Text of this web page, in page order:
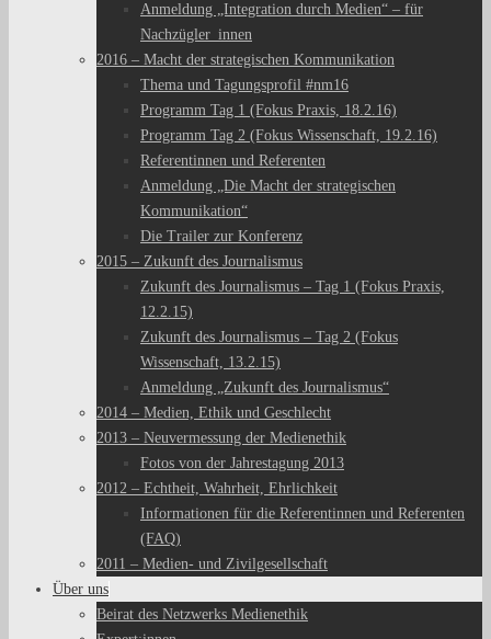
Anmeldung „Integration durch Medien“ – für
Nachzügler_innen
2016 – Macht der strategischen Kommunikation
Thema und Tagungsprofil #nm16
Programm Tag 1 (Fokus Praxis, 18.2.16)
Programm Tag 2 (Fokus Wissenschaft, 19.2.16)
Referentinnen und Referenten
Anmeldung „Die Macht der strategischen
Kommunikation“
Die Trailer zur Konferenz
2015 – Zukunft des Journalismus
Zukunft des Journalismus – Tag 1 (Fokus Praxis,
12.2.15)
Zukunft des Journalismus – Tag 2 (Fokus
Wissenschaft, 13.2.15)
Anmeldung „Zukunft des Journalismus“
2014 – Medien, Ethik und Geschlecht
2013 – Neuvermessung der Medienethik
Fotos von der Jahrestagung 2013
2012 – Echtheit, Wahrheit, Ehrlichkeit
Informationen für die Referentinnen und Referenten
(FAQ)
2011 – Medien- und Zivilgesellschaft
Über uns
Beirat des Netzwerks Medienethik